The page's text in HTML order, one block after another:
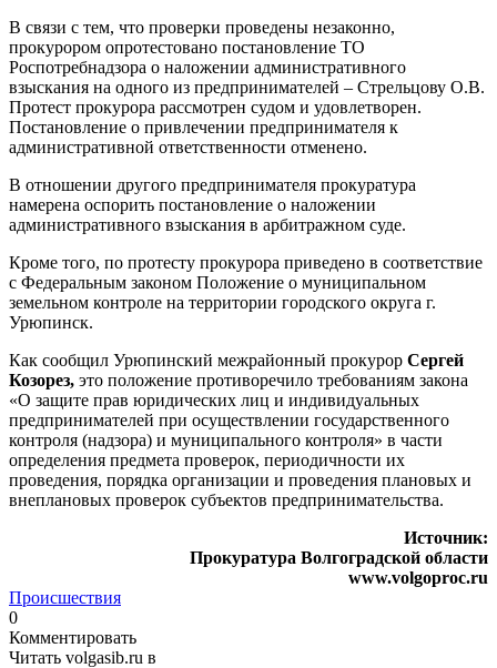
В связи с тем, что проверки проведены незаконно,
прокурором опротестовано постановление ТО
Роспотребнадзора о наложении административного
взыскания на одного из предпринимателей – Стрельцову О.В.
Протест прокурора рассмотрен судом и удовлетворен.
Постановление о привлечении предпринимателя к
административной ответственности отменено.
В отношении другого предпринимателя прокуратура
намерена оспорить постановление о наложении
административного взыскания в арбитражном суде.
Кроме того, по протесту прокурора приведено в соответствие
с Федеральным законом Положение о муниципальном
земельном контроле на территории городского округа г.
Урюпинск.
Как сообщил Урюпинский межрайонный прокурор Сергей
Козорез, это положение противоречило требованиям закона
«О защите прав юридических лиц и индивидуальных
предпринимателей при осуществлении государственного
контроля (надзора) и муниципального контроля» в части
определения предмета проверок, периодичности их
проведения, порядка организации и проведения плановых и
внеплановых проверок субъектов предпринимательства.
Источник:
Прокуратура Волгоградской области
www.volgoproc.ru
Происшествия
0
Комментировать
Читать volgasib.ru в